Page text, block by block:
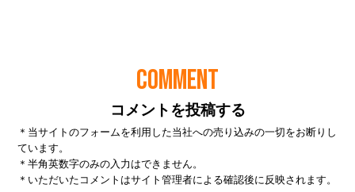
COMMENT
コメントを投稿する
＊当サイトのフォームを利用した当社への売り込みの一切をお断りし
ています。
＊半角英数字のみの入力はできません。
＊いただいたコメントはサイト管理者による確認後に反映されます。